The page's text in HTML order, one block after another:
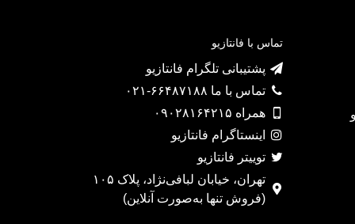
تماس با فانتازیو
پشتیبانی تلگرام فانتازیو
تماس با ما ۶۶۴۸۷۱۸۸-۰۲۱
همراه ۰۹۰۲۸۱۶۴۲۱۵
اینستاگرام فانتازیو
توییتر فانتازیو
تهران، خیابان لبافی‌نژاد، پلاک ۱۰۵
(فروش تنها به‌صورت آنلاین)